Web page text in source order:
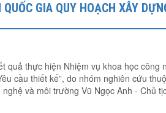
GIA QUY HOẠCH XÂY
quả thực hiện Nhiệm vụ khoa học công
cầu thiết kế”, do nhóm nghiên cứu
và môi trường Vũ Ngọc Anh - Chủ